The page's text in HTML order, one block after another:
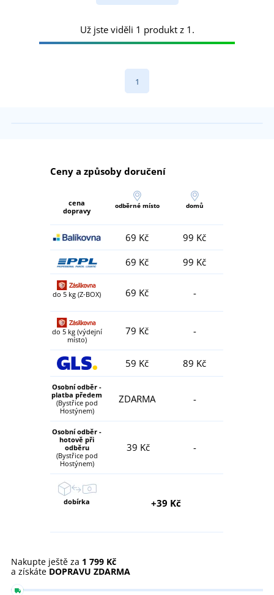
Už jste viděli 1 produkt z 1.
1
Ceny a způsoby doručení
cena
dopravy
odběrné místo domů
69 Kč
99 Kč
69 Kč
99 Kč
do 5 kg (Z-BOX) 69 Kč -
do 5 kg (výdejní
místo)
79 Kč -
59 Kč 89 Kč
Osobní odběr -
platba předem
(Bystřice pod
Hostýnem)
ZDARMA -
Osobní odběr -
hotově při
odběru
(Bystřice pod
Hostýnem)
39 Kč -
dobírka +39 Kč
Nakupte ještě za 1 799 Kč
a získáte DOPRAVU ZDARMA